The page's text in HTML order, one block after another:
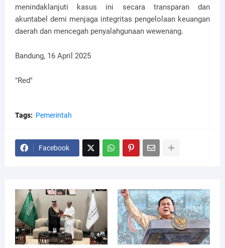
menindaklanjuti kasus ini secara transparan dan
akuntabel demi menjaga integritas pengelolaan keuangan
daerah dan mencegah penyalahgunaan wewenang.
Bandung, 16 April 2025
"Red"
Tags: Pemerintah
Facebook